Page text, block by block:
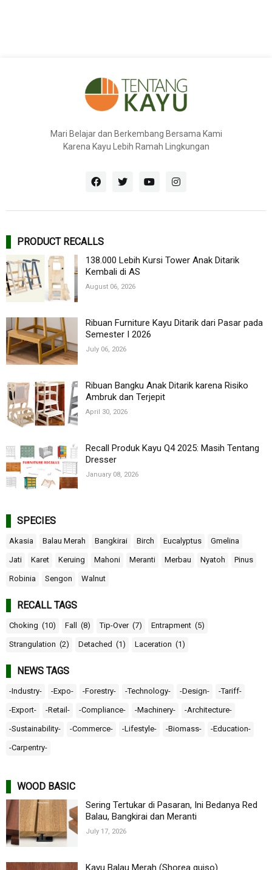
Mari Belajar dan Berkembang Bersama Kami
Karena Kayu Lebih Ramah Lingkungan
PRODUCT RECALLS
138.000 Lebih Kursi Tower Anak Ditarik
Kembali di AS
August 06, 2026
Ribuan Furniture Kayu Ditarik dari Pasar pada
Semester I 2026
July 06, 2026
Ribuan Bangku Anak Ditarik karena Risiko
Ambruk dan Terjepit
April 30, 2026
Recall Produk Kayu Q4 2025: Masih Tentang
Dresser
January 08, 2026
SPECIES
Akasia Balau Merah Bangkirai Birch Eucalyptus Gmelina
Jati Karet Keruing Mahoni Meranti Merbau Nyatoh Pinus
Robinia Sengon Walnut
RECALL TAGS
Choking (10) Fall (8) Tip-Over (7) Entrapment (5)
Strangulation (2) Detached (1) Laceration (1)
NEWS TAGS
-Industry- -Expo- -Forestry- -Technology- -Design- -Tariff-
-Export- -Retail- -Compliance- -Machinery- -Architecture-
-Sustainability- -Commerce- -Lifestyle- -Biomass- -Education-
-Carpentry-
WOOD BASIC
Sering Tertukar di Pasaran, Ini Bedanya Red
Balau, Bangkirai dan Meranti
July 17, 2026
Kayu Balau Merah (Shorea guiso)